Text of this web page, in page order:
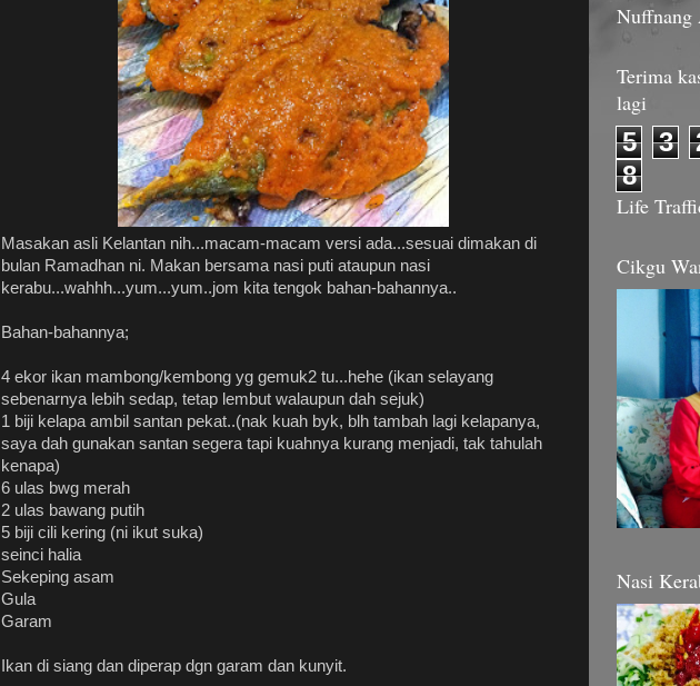
Masakan asli Kelantan nih...macam-macam versi ada...sesuai dimakan di
bulan Ramadhan ni. Makan bersama nasi puti ataupun nasi
kerabu...wahhh...yum...yum..jom kita tengok bahan-bahannya..
Bahan-bahannya;
4 ekor ikan mambong/kembong yg gemuk2 tu...hehe (ikan selayang
sebenarnya lebih sedap, tetap lembut walaupun dah sejuk)
1 biji kelapa ambil santan pekat..(nak kuah byk, blh tambah lagi kelapanya,
saya dah gunakan santan segera tapi kuahnya kurang menjadi, tak tahulah
kenapa)
6 ulas bwg merah
2 ulas bawang putih
5 biji cili kering (ni ikut suka)
seinci halia
Sekeping asam
Gula
Garam
Ikan di siang dan diperap dgn garam dan kunyit.
Nuffnang
Terima
lagi
5 3
8
Life
Cikgu
Nasi